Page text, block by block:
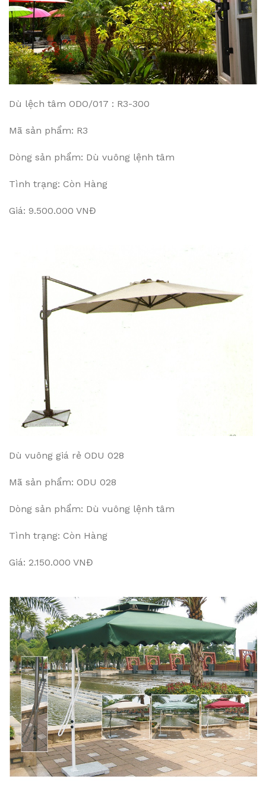
Dù lệch tâm ODO/017 : R3-300
Mã sản phẩm: R3
Dòng sản phẩm: Dù vuông lệnh tâm
Tình trạng: Còn Hàng
Giá: 9.500.000 VNĐ
Dù vuông giá rẻ ODU 028
Mã sản phẩm: ODU 028
Dòng sản phẩm: Dù vuông lệnh tâm
Tình trạng: Còn Hàng
Giá: 2.150.000 VNĐ